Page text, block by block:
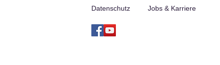
Datenschutz
Jobs & Karriere